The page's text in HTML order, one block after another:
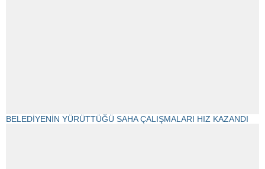
BELEDİYENİN YÜRÜTTÜĞÜ SAHA ÇALIŞMALARI HIZ KAZANDI